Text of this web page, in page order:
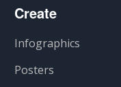
Create
Infographics
Posters